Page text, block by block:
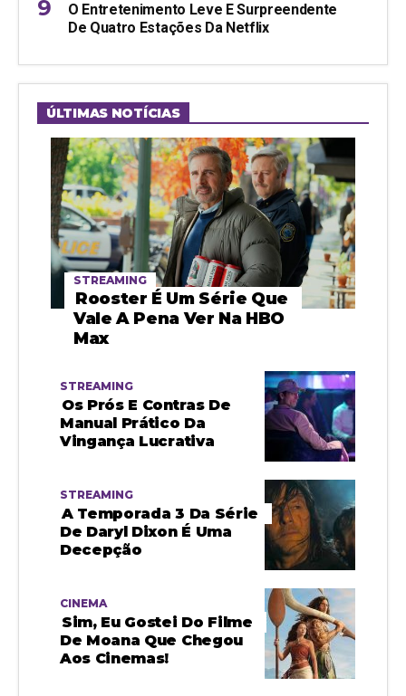
O Entretenimento Leve E Surpreendente
De Quatro Estações Da Netflix
ÚLTIMAS NOTÍCIAS
STREAMING
Rooster É Um Série Que
Vale A Pena Ver Na HBO
Max
STREAMING
Os Prós E Contras De
Manual Prático Da
Vingança Lucrativa
STREAMING
A Temporada 3 Da Série
De Daryl Dixon É Uma
Decepção
CINEMA
Sim, Eu Gostei Do Filme
De Moana Que Chegou
Aos Cinemas!